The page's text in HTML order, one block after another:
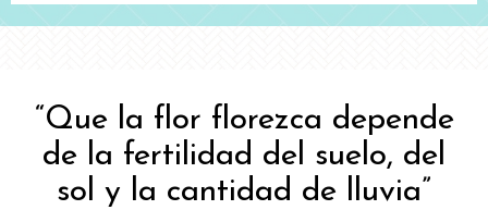
“Que la flor florezca depende
de la fertilidad del suelo, del
sol y la cantidad de lluvia”